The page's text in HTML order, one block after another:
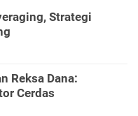
Strategi
Reksa Dana:
Cerdas